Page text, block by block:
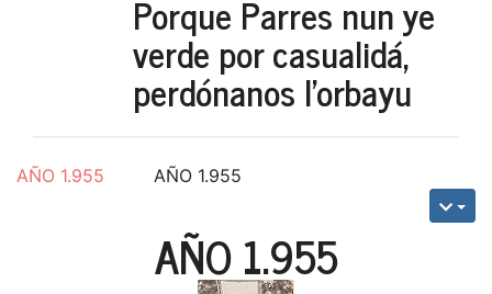
Porque Parres nun ye
verde por casualidá,
perdónanos l'orbayu
AÑO 1.955 AÑO 1.955
AÑO 1.955